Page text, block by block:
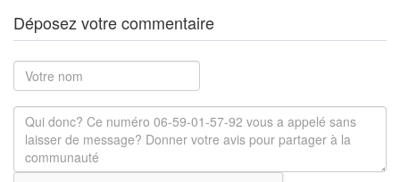
Déposez votre commentaire